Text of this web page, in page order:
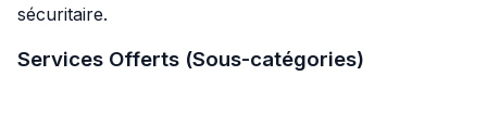
sécuritaire.
Services Offerts (Sous-catégories)